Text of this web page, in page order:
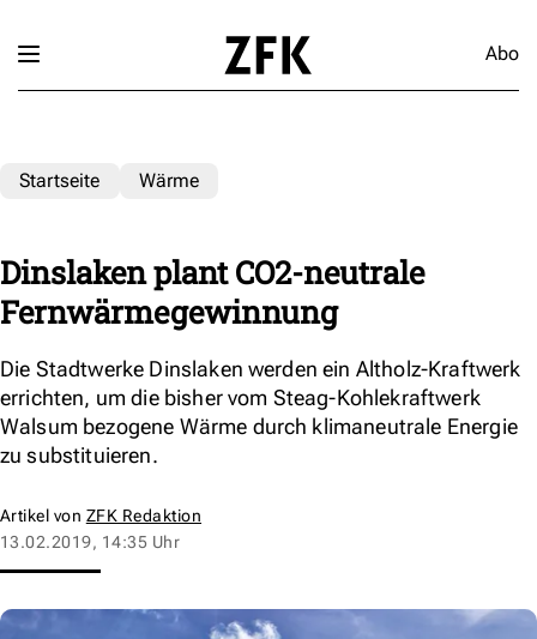
Abo
Startseite Wärme
Dinslaken plant CO2-neutrale
Fernwärmegewinnung
Die Stadtwerke Dinslaken werden ein Altholz-Kraftwerk
errichten, um die bisher vom Steag-Kohlekraftwerk
Walsum bezogene Wärme durch klimaneutrale Energie
zu substituieren.
Artikel von ZFK Redaktion
13.02.2019, 14:35 Uhr